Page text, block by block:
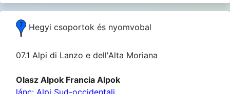
Hegyi csoportok és nyomvobal
07.1 Alpi di Lanzo e dell'Alta Moriana
Olasz Alpok Francia Alpok
lánc: Alpi Sud-occidentali